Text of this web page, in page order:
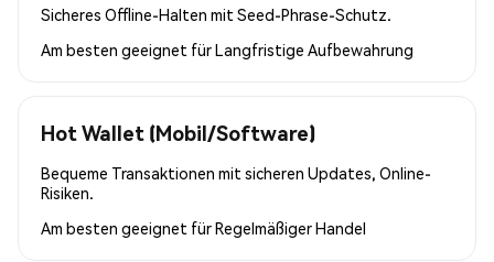
Sicheres Offline-Halten mit Seed-Phrase-Schutz.
Am besten geeignet fürLangfristige Aufbewahrung
Hot Wallet (Mobil/Software)
Bequeme Transaktionen mit sicheren Updates, Online-
Risiken.
Am besten geeignet fürRegelmäßiger Handel